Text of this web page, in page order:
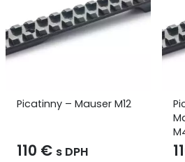
Picatinny – Mauser M12
110 € s DPH